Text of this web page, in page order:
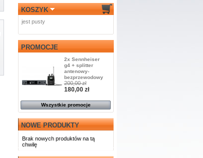
KOSZYK
jest pusty
PROMOCJE
2x Sennheiser
g4 + splitter
antenowy-
bezprzewodowy
200,00 zł
180,00 zł
Wszystkie promocje
NOWE PRODUKTY
Brak nowych produktów na tą
chwilę